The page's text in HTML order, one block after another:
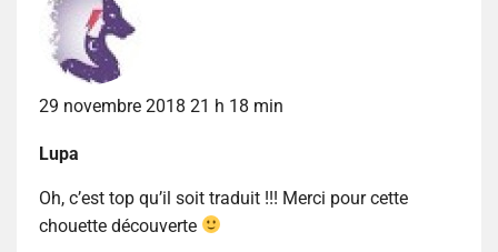
29 novembre 2018 21 h 18 min
Lupa
Oh, c’est top qu’il soit traduit !!! Merci pour cette
chouette découverte